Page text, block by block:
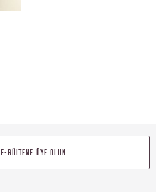
E-BÜLTENE ÜYE OLUN